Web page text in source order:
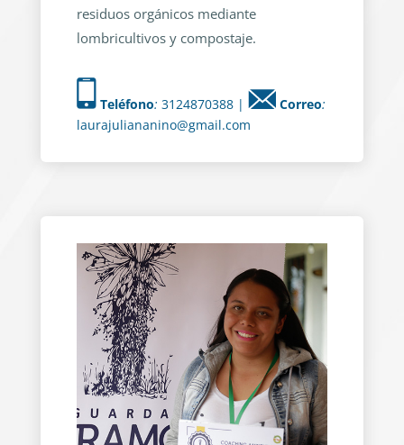
residuos orgánicos mediante
lombricultivos y compostaje.
Teléfono: 3124870388 | Correo:
laurajuliananino@gmail.com